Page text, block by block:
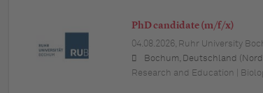
PhD candidate (m/f/x)
04.08.2026, Ruhr University
Bochum, Deutschland
Research and Education |